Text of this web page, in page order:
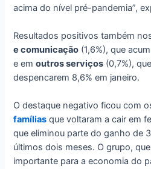
acima do nível pré-pandemia”,
Resultados positivos também
e comunicação (1,6%), que
e emoutros serviços (0,7%),
despencarem 8,6% em janeiro.
O destaque negativo ficou com
famílias que voltaram a cair em
que eliminou parte do ganho de
últimos dois meses. O grupo,
importante para a economia do